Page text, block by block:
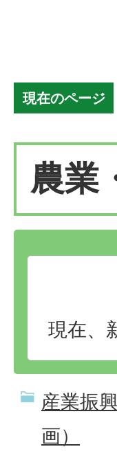
現在のページ
農業
現在、
産業振
画）